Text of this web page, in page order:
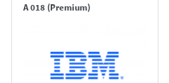
A 018 (Premium)